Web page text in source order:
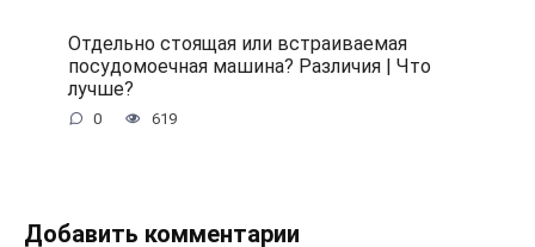
Отдельно стоящая или встраиваемая
посудомоечная машина? Различия | Что
лучше?
0 619
Добавить комментарии